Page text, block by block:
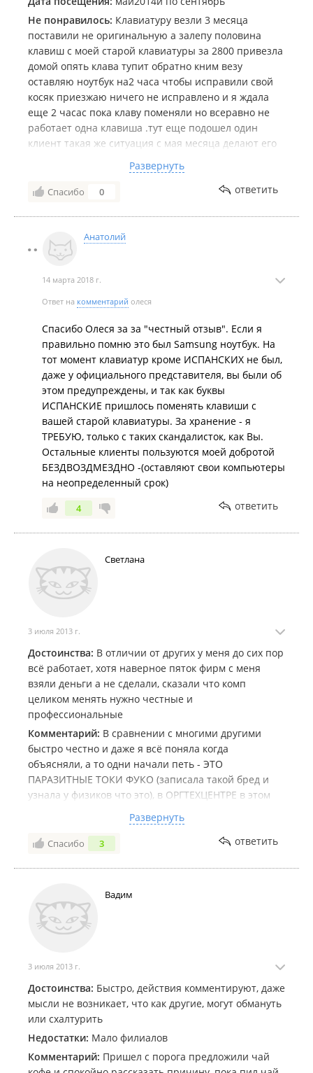
Не понравилось: Клавиатуру везли 3 месяца
поставили не оригинальную а залепу половина
клавиш с моей старой клавиатуры за 2800 привезла
домой опять клава тупит обратно кним везу
оставляю ноутбук на2 часа чтобы исправили свой
косяк приезжаю ничего не исправлено и я ждала
еще 2 часас пока клаву поменяли но всеравно не
работает одна клавиша .тут еще подошел один
клиент такая же ситуация с мая месяца делают его
при мне деньги за хранение .отношение свинское я
так и не вернула ни деньги ни нормальную
olesya_vdovchenko@ mail.ru
Развернуть
Спасибо 0 ответить
Анатолий
14 марта 2018 г.
Ответ на комментарий олеся
Спасибо Олеся за за "честный отзыв". Если я
правильно помню это был Samsung ноутбук. На
тот момент клавиатур кроме ИСПАНСКИХ не был,
даже у официального представителя, вы были об
этом предупреждены, и так как буквы
ИСПАНСКИЕ пришлось поменять клавиши с
вашей старой клавиатуры. За хранение - я
ТРЕБУЮ, только с таких скандалисток, как Вы.
Остальные клиенты пользуются моей добротой
БЕЗДВОЗДМЕЗДНО -(оставляют свои компьютеры
на неопределенный срок)
4 ответить
Светлана
3 июля 2013 г.
Достоинства: В отличии от других у меня до сих пор
всё работает, хотя наверное пяток фирм с меня
взяли деньги а не сделали, сказали что комп
целиком менять нужно честные и
профессиональные
Комментарий: В сравнении с многими другими
быстро честно и даже я всё поняла когда
объясняли, а то одни начали петь - ЭТО
ПАРАЗИТНЫЕ ТОКИ ФУКО (записала такой бред и
узнала у физиков что это), в ОРГТЕХЦЕНТРЕ в этом
ПОМОЙКИ им комп принесла, хорошо что над ними
наверху есть профессионалы, даже забыла про этих
подать иск за оскорбления, хорошо мальчики в
мастерская!
Развернуть
Спасибо 3 ответить
Вадим
3 июля 2013 г.
Достоинства: Быстро, действия комментируют, даже
мысли не возникает, что как другие, могут обмануть
или схалтурить
Недостатки: Мало филиалов
Комментарий: Пришел с порога предложили чай